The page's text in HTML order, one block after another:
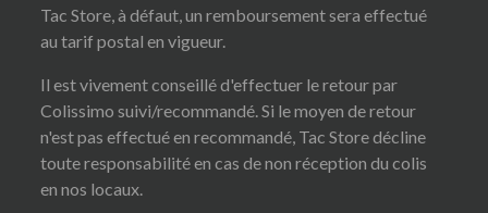
Tac Store, à défaut, un remboursement sera effectué
au tarif postal en vigueur.
Il est vivement conseillé d'effectuer le retour par
Colissimo suivi/recommandé. Si le moyen de retour
n'est pas effectué en recommandé, Tac Store décline
toute responsabilité en cas de non réception du colis
en nos locaux.